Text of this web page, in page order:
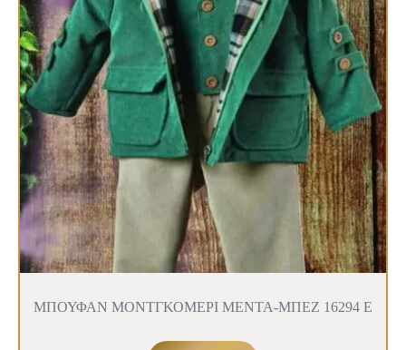
ΜΠΟΥΦΑΝ ΜΟΝΤΓΚΟΜΕΡΙ ΜΕΝΤΑ-ΜΠΕΖ 16294 Ε